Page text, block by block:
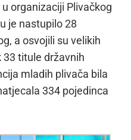
organizaciji Plivačkog
je nastupilo 28
a osvojili su velikih
33 titule državnih
mladih plivača bila
334 pojedinca